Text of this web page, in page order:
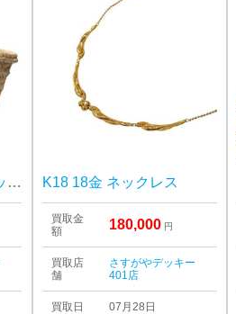
LOEWE ロエベ バスケットバッグ K18 18金 ネックレス
買取金
額
180,000 円
買取店
舗
さすがやデッキー
401店
買取日 07月28日